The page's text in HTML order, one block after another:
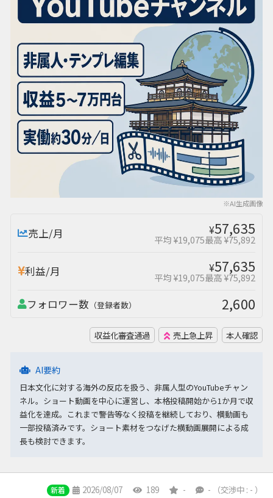
※AI生成画像
売上/月 ¥57,635
平均 ¥19,075最高 ¥75,892
利益/月 ¥57,635
平均 ¥19,075最高 ¥75,892
フォロワー数 （登録者数） 2,600
収益化審査通過 売上急上昇 本人確認
AI要約
日本文化に対する海外の反応を扱う、非属人型のYouTubeチャン
ネル。ショート動画を中心に運営し、本格投稿開始から1か月で収
益化を達成。これまで警告等なく投稿を継続しており、横動画も
一部投稿済みです。ショート素材をつなげた横動画展開による成
長も検討できます。
新着 2026/08/07 189 - - （交渉中 : - ）